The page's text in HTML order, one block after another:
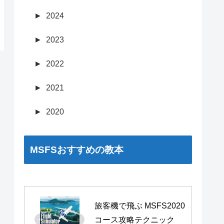
► 2024
► 2023
► 2022
► 2021
► 2020
MSFSおすすめの教本
旅客機で飛ぶ MSFS2020
コース攻略テクニック